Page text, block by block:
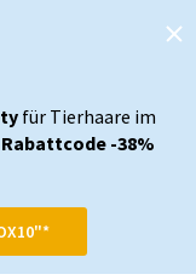
für Tierhaare im
Rabattcode -38%